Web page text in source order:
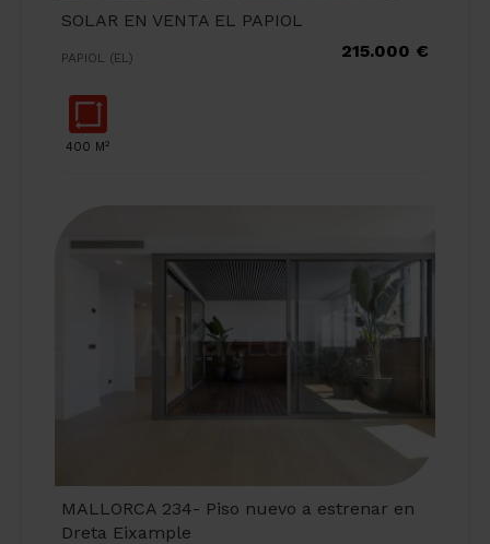
SOLAR EN VENTA EL PAPIOL
PAPIOL (EL) 215.000 €
400 M2
MALLORCA 234- Piso nuevo a estrenar en
Dreta Eixample